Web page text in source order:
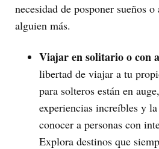
necesidad de posponer sueños o
alguien más.
Viajar en solitario o con
libertad de viajar a tu
para solteros están en
experiencias increíbles y
conocer a personas con
Explora destinos que